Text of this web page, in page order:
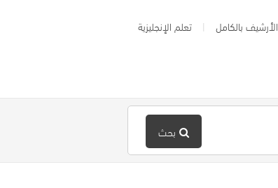
الأرشيف بالكامل تعلم الإنجليزية
بحث